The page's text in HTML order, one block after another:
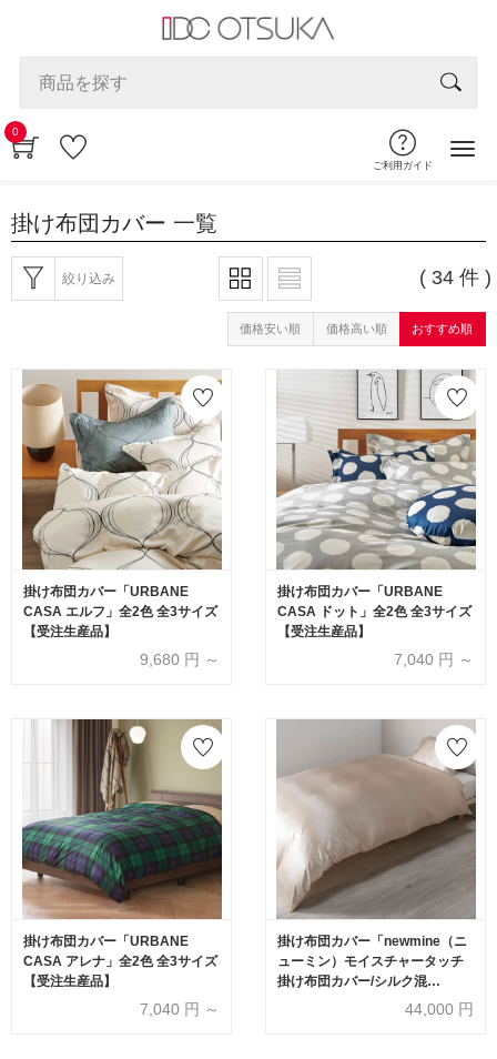
0
ご利用ガイド
掛け布団カバー 一覧
絞り込み ( 34 件 )
価格安い順 価格高い順 おすすめ順
掛け布団カバー「URBANE
CASA エルフ」全2色 全3サイズ
【受注生産品】
9,680 円 ～
掛け布団カバー「URBANE
CASA ドット」全2色 全3サイズ
【受注生産品】
7,040 円 ～
掛け布団カバー「URBANE
CASA アレナ」全2色 全3サイズ
【受注生産品】
7,040 円 ～
掛け布団カバー「newmine（ニ
ューミン）モイスチャータッチ
掛け布団カバー/シルク混
NM3654」シングルロングサイ
ズ ゴールド490 nishikawa（西
44,000 円